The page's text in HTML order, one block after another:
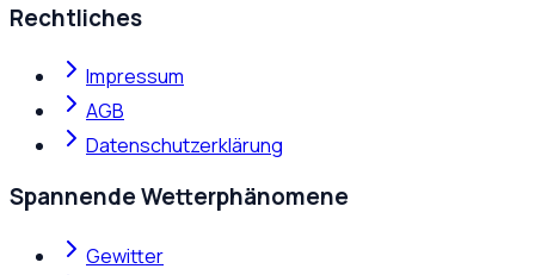
Rechtliches
Impressum
AGB
Datenschutzerklärung
Spannende Wetterphänomene
Gewitter